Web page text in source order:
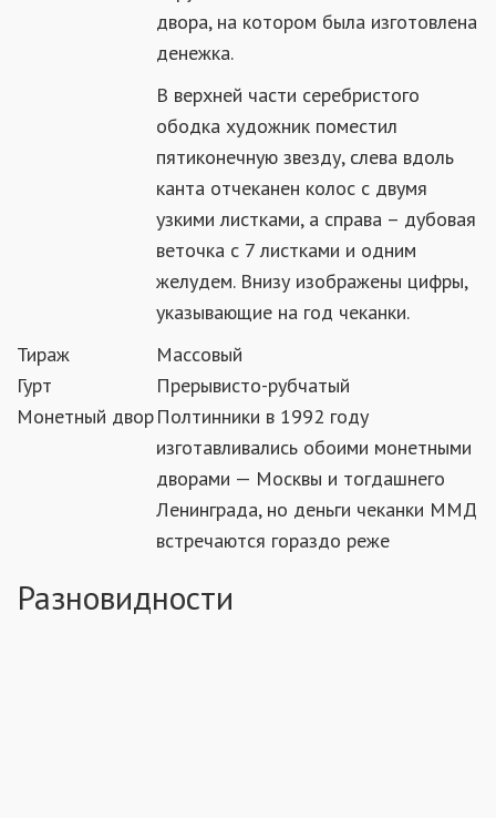
двора, на котором была изготовлена
денежка.
В верхней части серебристого
ободка художник поместил
пятиконечную звезду, слева вдоль
канта отчеканен колос с двумя
узкими листками, а справа – дубовая
веточка с 7 листками и одним
желудем. Внизу изображены цифры,
указывающие на год чеканки.
Тираж
Массовый
Гурт
Прерывисто-рубчатый
Монетный дворПолтинники в 1992 году
изготавливались обоими монетными
дворами — Москвы и тогдашнего
Ленинграда, но деньги чеканки ММД
встречаются гораздо реже
Разновидности